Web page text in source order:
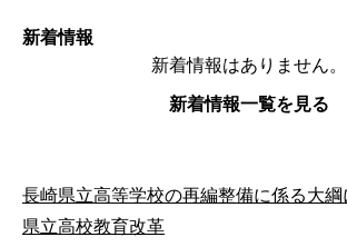
新着情報
新着情報はありません。
新着情報一覧を見る
長崎県立高等学校の再編整備に係る大綱
県立高校教育改革